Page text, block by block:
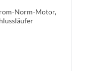
Norm-Motor,